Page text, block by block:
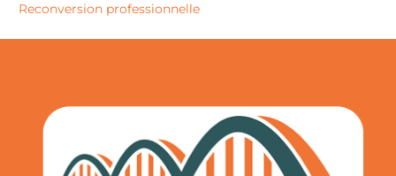
Reconversion professionnelle